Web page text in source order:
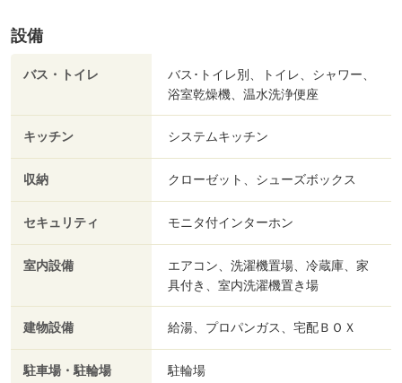
設備
バス・トイレ
バス･トイレ別、トイレ、シャワー、
浴室乾燥機、温水洗浄便座
キッチン システムキッチン
収納 クローゼット、シューズボックス
セキュリティ モニタ付インターホン
室内設備
エアコン、洗濯機置場、冷蔵庫、家
具付き、室内洗濯機置き場
建物設備 給湯、プロパンガス、宅配ＢＯＸ
駐車場・駐輪場 駐輪場